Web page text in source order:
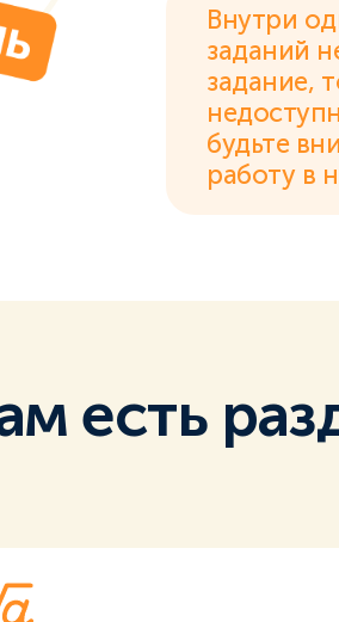
Внутри
заданий
задание,
будьте
работу в
есть